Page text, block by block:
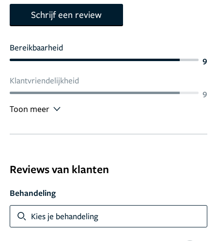
Schrijf een review
Bereikbaarheid
9
Klantvriendelijkheid
9
Toon meer
Reviews van klanten
Behandeling
Kies je behandeling